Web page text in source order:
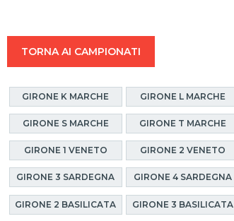
TORNA AI CAMPIONATI
GIRONE K MARCHE GIRONE L MARCHE
GIRONE S MARCHE GIRONE T MARCHE
GIRONE 1 VENETO GIRONE 2 VENETO
GIRONE 3 SARDEGNA GIRONE 4 SARDEGNA
GIRONE 2 BASILICATA GIRONE 3 BASILICATA